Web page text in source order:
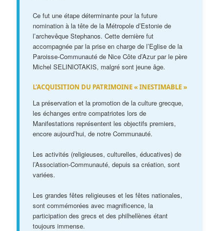
Ce fut une étape déterminante pour la future
nomination à la tête de la Métropole d’Estonie de
l’archevêque Stephanos. Cette dernière fut
accompagnée par la prise en charge de l’Eglise de la
Paroisse-Communauté de Nice Côte d’Azur par le père
Michel SELINIOTAKIS, malgré sont jeune âge.
L’ACQUISITION DU PATRIMOINE « INESTIMABLE »
La préservation et la promotion de la culture grecque,
les échanges entre compatriotes lors de
Manifestations représentent les objectifs premiers,
encore aujourd’hui, de notre Communauté.
Les activités (religieuses, culturelles, éducatives) de
l’Association-Communauté, depuis sa création, sont
variées.
Les grandes fêtes religieuses et les fêtes nationales,
sont commémorées avec magnificence, la
participation des grecs et des philhellènes étant
toujours immense.